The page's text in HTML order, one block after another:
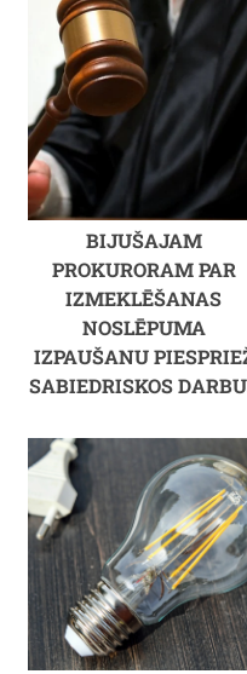
BIJUŠAJAM
PROKURORAM PAR
IZMEKLĒŠANAS
NOSLĒPUMA
IZPAUŠANU
SABIEDRISKOS